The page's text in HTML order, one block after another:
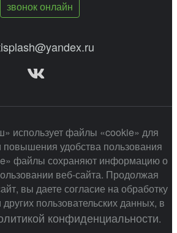
звонок онлайн
использует файлы «cookie» для
повышения удобства пользования
файлы сохраняют информацию о
веб-сайта. Продолжая
вы даете согласие на обработку
пользовательских данных, в
конфиденциальности.